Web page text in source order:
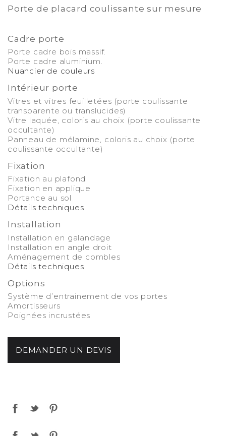
Porte de placard coulissante sur mesure
Cadre porte
Porte cadre bois massif.
Porte cadre aluminium.
Nuancier de couleurs
Intérieur porte
Vitres et vitres feuilletées (porte coulissante
transparente ou translucides)
Vitre laquée, coloris au choix (porte coulissante
occultante)
Panneau de mélamine, coloris au choix (porte
coulissante occultante)
Fixation
Fixation au plafond
Fixation en applique
Portance au sol
Détails techniques
Installation
Installation en galandage
Installation en angle droit
Aménagement de combles
Détails techniques
Options
Système d’entrainement de vos portes
Amortisseurs
Poignées incrustées
DEMANDER UN DEVIS